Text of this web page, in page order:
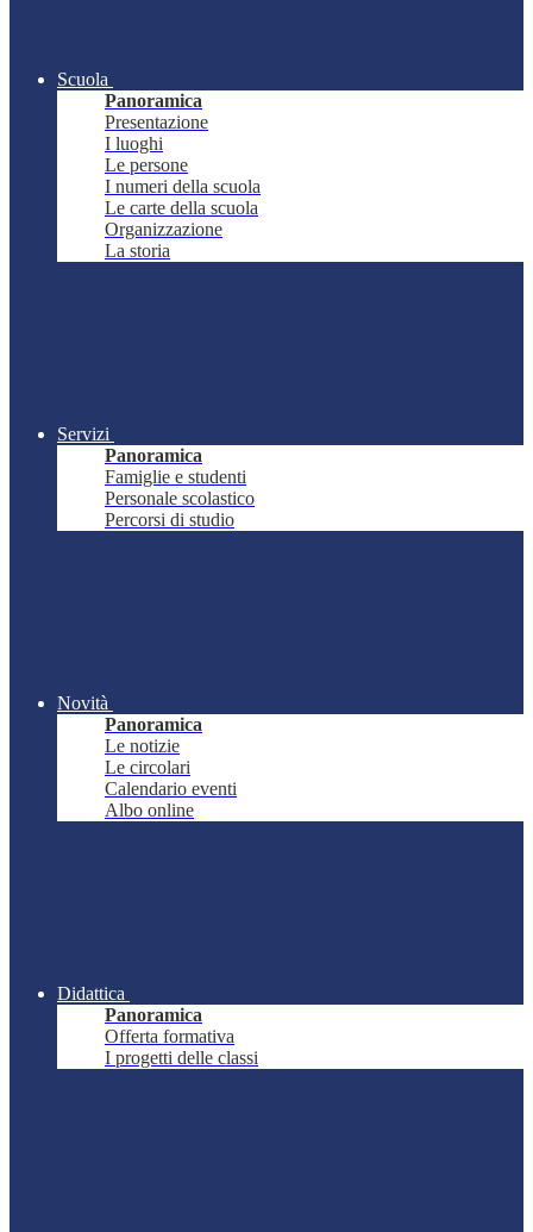
Scuola
Panoramica
Presentazione
I luoghi
Le persone
I numeri della scuola
Le carte della scuola
Organizzazione
La storia
Servizi
Panoramica
Famiglie e studenti
Personale scolastico
Percorsi di studio
Novità
Panoramica
Le notizie
Le circolari
Calendario eventi
Albo online
Didattica
Panoramica
Offerta formativa
I progetti delle classi